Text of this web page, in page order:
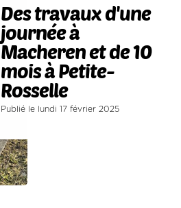
Des travaux d'une
journée à
Macheren et de 10
mois à Petite-
Rosselle
Publié le lundi 17 février 2025